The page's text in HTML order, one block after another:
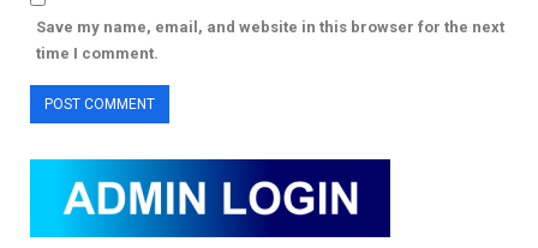
Save my name, email, and website in this browser for the next
time I comment.